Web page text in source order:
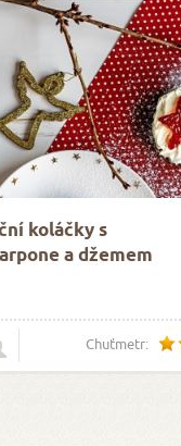
koláčky s
a džemem
Chuťmetr: